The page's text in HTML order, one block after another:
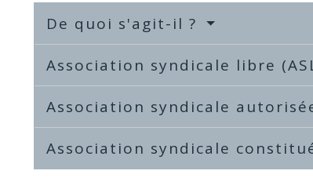
De quoi s'agit-il ?
Association syndicale libre
Association syndicale
Association syndicale